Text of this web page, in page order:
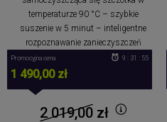
temperaturze 90 °C – szybkie
suszenie w 5 minut – inteligentne
rozpoznawanie zanieczyszczeń
Promocyjna cena
1 490,00 zł
9 : 31 : 54
2 019,00zł